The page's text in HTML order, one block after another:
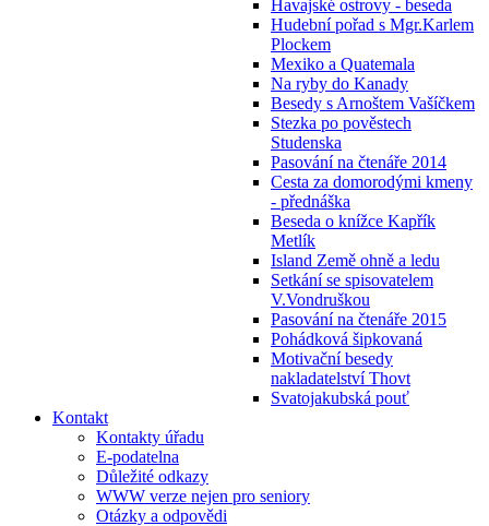
Havajské ostrovy - beseda
Hudební pořad s Mgr.Karlem
Plockem
Mexiko a Quatemala
Na ryby do Kanady
Besedy s Arnoštem Vašíčkem
Stezka po pověstech
Studenska
Pasování na čtenáře 2014
Cesta za domorodými kmeny
- přednáška
Beseda o knížce Kapřík
Metlík
Island Země ohně a ledu
Setkání se spisovatelem
V.Vondruškou
Pasování na čtenáře 2015
Pohádková šipkovaná
Motivační besedy
nakladatelství Thovt
Svatojakubská pouť
Kontakt
Kontakty úřadu
E-podatelna
Důležité odkazy
WWW verze nejen pro seniory
Otázky a odpovědi